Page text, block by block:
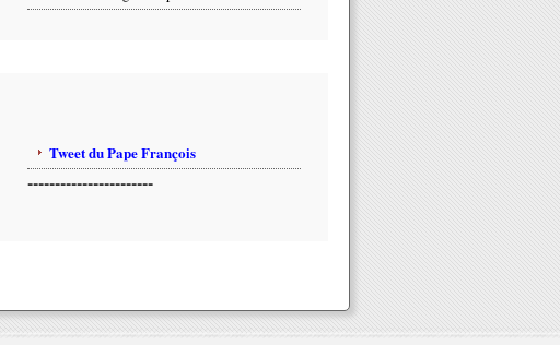
Tweet du Pape François
-----------------------